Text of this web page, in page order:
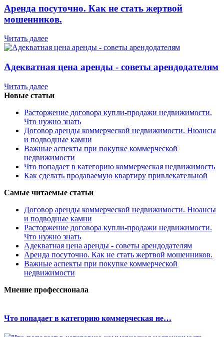
Аренда посуточно. Как не стать жертвой
мошенников.
Читать далее
Адекватная цена аренды - советы арендодателям
Читать далее
Новые статьи
Расторжение договора купли-продажи недвижимости.
Что нужно знать
Договор аренды коммерческой недвижимости. Нюансы
и подводные камни
Важные аспекты при покупке коммерческой
недвижимости
Что попадает в категорию коммерческая недвижимость
Как сделать продаваемую квартиру привлекательной
Самые читаемые статьи
Договор аренды коммерческой недвижимости. Нюансы
и подводные камни
Расторжение договора купли-продажи недвижимости.
Что нужно знать
Адекватная цена аренды - советы арендодателям
Аренда посуточно. Как не стать жертвой мошенников.
Важные аспекты при покупке коммерческой
недвижимости
Мнение профессионала
Что попадает в категорию коммерческая не…